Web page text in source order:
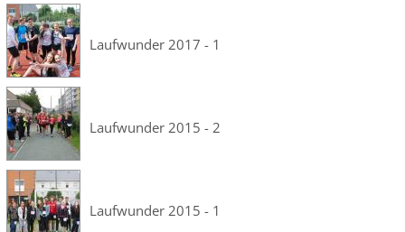
Laufwunder 2017 - 1
Laufwunder 2015 - 2
Laufwunder 2015 - 1